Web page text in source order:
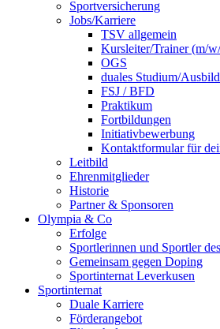
Sportversicherung
Jobs/Karriere
TSV allgemein
Kursleiter/Trainer (m/
OGS
duales Studium/
FSJ / BFD
Praktikum
Fortbildungen
Initiativbewerbung
Kontaktformular für
Leitbild
Ehrenmitglieder
Historie
Partner & Sponsoren
Olympia & Co
Erfolge
Sportlerinnen und Sportler
Gemeinsam gegen Doping
Sportinternat Leverkusen
Sportinternat
Duale Karriere
Förderangebot